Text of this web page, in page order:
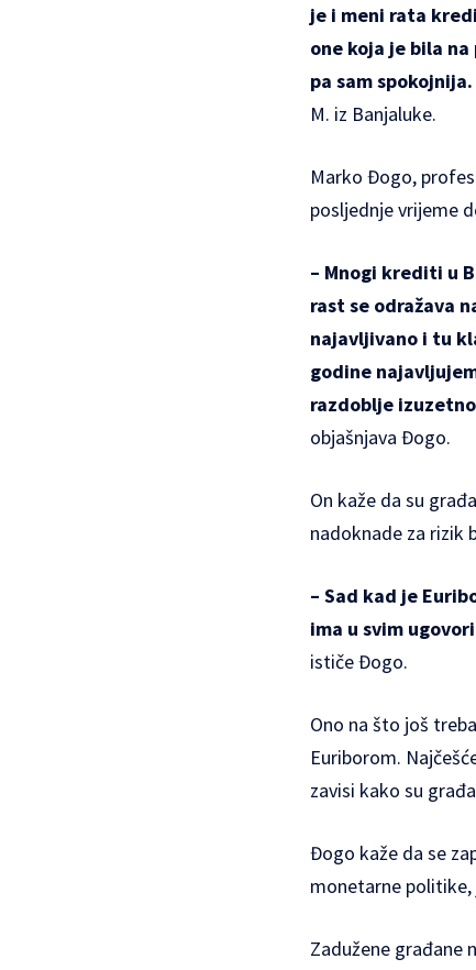
je i meni rata
one koja je bila
pa sam
M. iz Banjaluke.
Marko Đogo,
posljednje vrijeme
– Mnogi krediti u
rast se odražava
najavljivano i tu
godine
razdoblje
objašnjava Đogo.
On kaže da su
nadoknade za rizik
– Sad kad je
ima u svim
ističe Đogo.
Ono na što još
Euriborom.
zavisi kako su
Đogo kaže da se
monetarne
Zadužene građane